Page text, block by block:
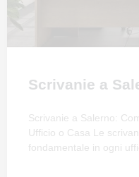
Scrivanie a
Scrivanie a Salerno:
Ufficio o Casa Le
fondamentale in ogni